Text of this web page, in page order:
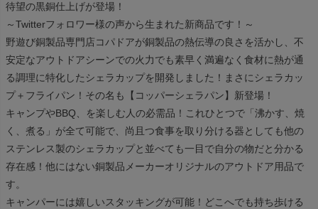
待望の黒銅仕上げが登場！
～Twitterフォロワー様の声から生まれた新商品です！～
野遊び銅製品専門店コパドアが銅製品の熱伝導の良さを活かし、不
安定なアウトドアシーンでの火力でも素早く満遍なく食材に熱が通
る調理に特化したシェラカップを開発しました！まさにシェラカッ
プ＋フライパン！その名も【コッパーシェラパン】新登場！
キャンプやBBQ、を楽しむ人の必需品！これひとつで「沸かす、焼
く、煮る」が全て可能で、尚且つ食事を取り分ける器としても他の
ステンレス製のシェラカップと並べても一目で自分の物だと分かる
存在感！他にはない銅製品メーカーオリジナルのアウトドア用品で
す。
キャンパーには嬉しいスタッキングが可能！どこへでも持ち歩ける